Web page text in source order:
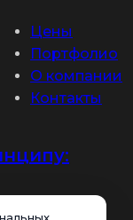
Цены
Портфолио
О компании
Контакты